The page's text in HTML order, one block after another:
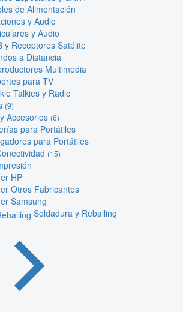
de Alimentación
y Audio
y Audio
y Receptores Satélite
a Distancia
Multimedia
para TV
Talkies y Radio
(9)
Accesorios (6)
para Portátiles
para Portátiles
(15)
HP
Otros Fabricantes
Samsung
Soldadura y Reballing